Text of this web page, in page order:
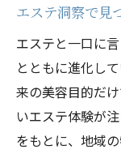
癒やし
静けさ
方
心身を
自然と調和
自然
エステ洞察で見
エステと一口に
とともに進化し
来の美容目的だ
いエステ体験が
をもとに、地域